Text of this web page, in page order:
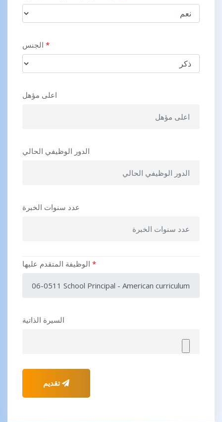
*
اعلى مؤهل
الدور الوظيفي الحالي
عدد سنوات الخبرة
*
السيرة الذاتية
تقديم